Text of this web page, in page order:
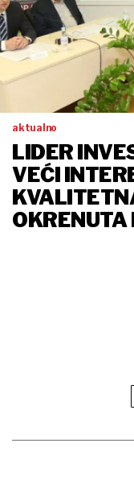
aktualno
LIDER
VEĆI